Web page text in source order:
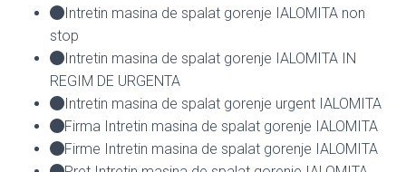
Intretin masina de spalat gorenje IALOMITA non
stop
Intretin masina de spalat gorenje IALOMITA IN
REGIM DE URGENTA
Intretin masina de spalat gorenje urgent IALOMITA
Firma Intretin masina de spalat gorenje IALOMITA
Firme Intretin masina de spalat gorenje IALOMITA